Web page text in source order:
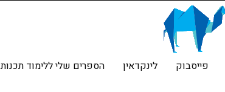
פייסבוק לינקדאין הספרים שלי ללימוד תכנות